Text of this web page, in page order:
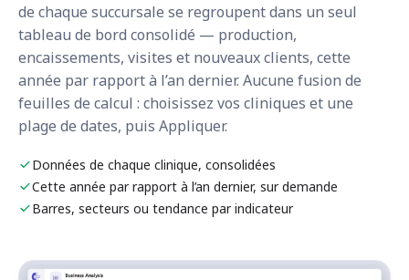
de chaque succursale se regroupent dans un seul
tableau de bord consolidé — production,
encaissements, visites et nouveaux clients, cette
année par rapport à l’an dernier. Aucune fusion de
feuilles de calcul : choisissez vos cliniques et une
plage de dates, puis Appliquer.
Données de chaque clinique, consolidées
Cette année par rapport à l’an dernier, sur demande
Barres, secteurs ou tendance par indicateur